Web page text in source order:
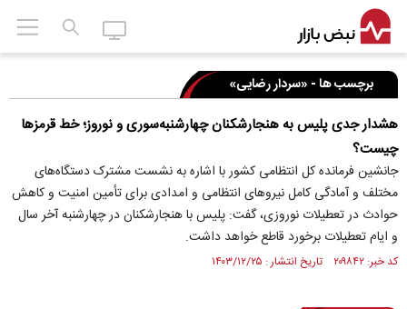
برچسب ها - «سردار رضایی»
هشدار جدی پلیس به هنجارشکنان چهارشنبه‌سوری و نوروز؛ خط قرمزها
چیست؟
جانشین فرمانده کل انتظامی کشور با اشاره به نشست مشترک دستگاه‌های
مختلف و آمادگی کامل نیروهای انتظامی و امدادی برای تأمین امنیت و کاهش
حوادث در تعطیلات نوروزی، گفت: پلیس با هنجارشکنان در چهارشنبه آخر سال
و ایام تعطیلات برخورد قاطع خواهد داشت.
کد خبر: ۲۰۹۸۴۲ تاریخ انتشار : ۱۴۰۳/۱۲/۲۵